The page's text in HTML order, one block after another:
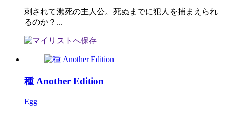
刺されて瀕死の主人公。死ぬまでに犯人を捕まえられ
るのか？...
種 Another Edition
Egg